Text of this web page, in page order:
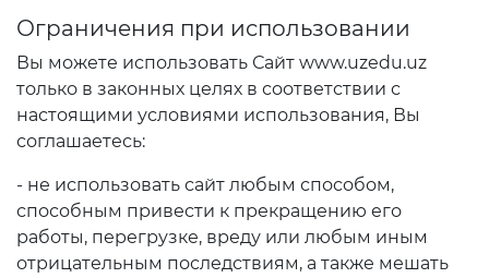
Контакты
Международные
отношения
открытых заседаний
Muvofiqlashtiruvchi va
maslahat organlari
Ограничения при использовании
Вы можете использовать Сайт www.uzedu.uz
только в законных целях в соответствии с
настоящими условиями использования, Вы
соглашаетесь:
- не использовать сайт любым способом,
способным привести к прекращению его
работы, перегрузке, вреду или любым иным
отрицательным последствиям, а также мешать